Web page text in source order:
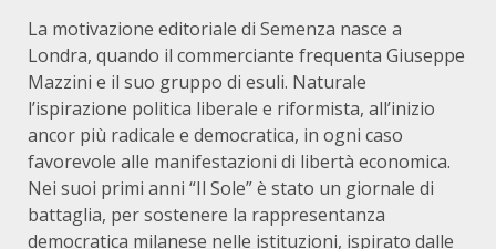
La motivazione editoriale di Semenza nasce a
Londra, quando il commerciante frequenta Giuseppe
Mazzini e il suo gruppo di esuli. Naturale
l’ispirazione politica liberale e riformista, all’inizio
ancor più radicale e democratica, in ogni caso
favorevole alle manifestazioni di libertà economica.
Nei suoi primi anni “Il Sole” è stato un giornale di
battaglia, per sostenere la rappresentanza
democratica milanese nelle istituzioni, ispirato dalle